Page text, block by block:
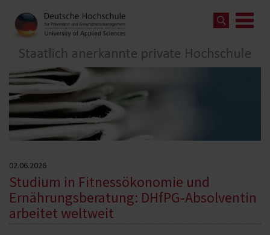
02.06.2026
Studium in Fitnessökonomie und
Ernährungsberatung: DHfPG-Absolventin
arbeitet weltweit